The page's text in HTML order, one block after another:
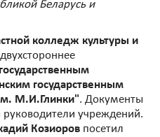
Беларусь и
колледж культуры и
государственным
М.И.Глинки". Документы
учреждений.
Козиоров посетил